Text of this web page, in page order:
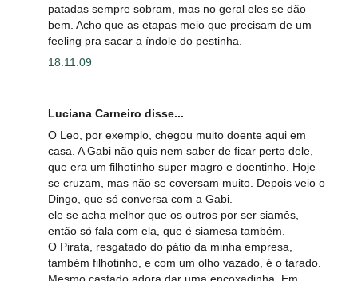
patadas sempre sobram, mas no geral eles se dão
bem. Acho que as etapas meio que precisam de um
feeling pra sacar a índole do pestinha.
18.11.09
Luciana Carneiro disse...
O Leo, por exemplo, chegou muito doente aqui em
casa. A Gabi não quis nem saber de ficar perto dele,
que era um filhotinho super magro e doentinho. Hoje
se cruzam, mas não se coversam muito. Depois veio o
Dingo, que só conversa com a Gabi.
ele se acha melhor que os outros por ser siamês,
então só fala com ela, que é siamesa também.
O Pirata, resgatado do pátio da minha empresa,
também filhotinho, e com um olho vazado, é o tarado.